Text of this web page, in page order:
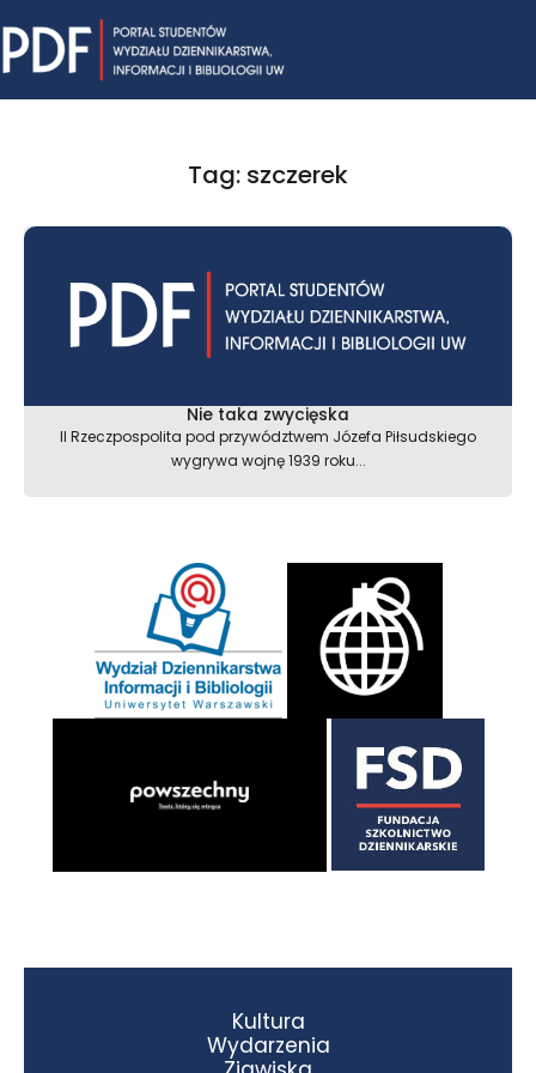
to
content
Tag: szczerek
Nie taka zwycięska
II Rzeczpospolita pod przywództwem Józefa Piłsudskiego
wygrywa wojnę 1939 roku...
Kultura
Wydarzenia